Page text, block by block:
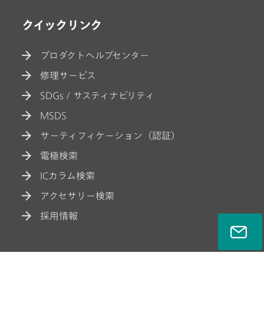
クイックリンク
プロダクトヘルプセンター
修理サービス
SDGs / サスティナビリティ
MSDS
サーティフィケーション（認証）
電極検索
ICカラム検索
アクセサリー検索
採用情報